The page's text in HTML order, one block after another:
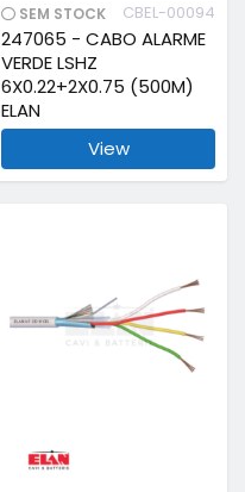
SEM STOCK CBEL-00094
247065 - CABO ALARME
VERDE LSHZ
6X0.22+2X0.75 (500M)
ELAN
View